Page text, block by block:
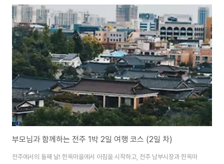
망, 휴식 위주 콘텐츠미식 투어: 전통시장, 맛집, 로컬 카페 중심 여행반려동물
동반 여행: 펫 전용 숙소와 액티비티 증가🌟 국내 여행지 TOP 8김포 – 도심
가까운 레저 & 힐링 ..
부모님과 함께하는 전주 1박 2일 여행 코스 (2일 차)
전주에서의 둘째 날! 한옥마을에서 아침을 시작하고, 전주 남부시장과 한옥마